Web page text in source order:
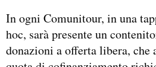
In ogni Comunitour, in una
hoc, sarà presente un
donazioni a offerta libera, che